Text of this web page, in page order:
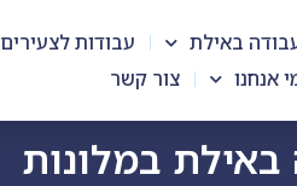
באילת עבודות לצעירים
אנחנו
צור קשר
באילת במלונות